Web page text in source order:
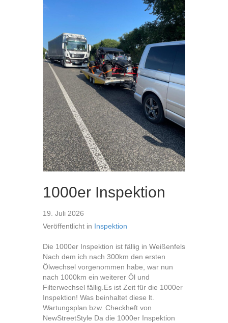
1000er Inspektion
19. Juli 2026
Veröffentlicht in Inspektion
Die 1000er Inspektion ist fällig in Weißenfels
Nach dem ich nach 300km den ersten
Ölwechsel vorgenommen habe, war nun
nach 1000km ein weiterer Öl und
Filterwechsel fällig.Es ist Zeit für die 1000er
Inspektion! Was beinhaltet diese lt.
Wartungsplan bzw. Checkheft von
NewStreetStyle Da die 1000er Inspektion